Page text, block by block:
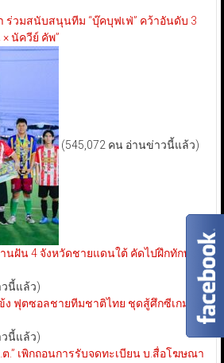
ร่วมสนับสนุนทีม “บุ๊คบุฟเฟ่” คว้าอันดับ 3
นัควีย์ คัพ”
(545,072 คน อ่านข่าวนี้แล้ว)
นฝัน 4 จังหวัดชายแดนใต้ คัดไปฝึกทักษะ
วนี้แล้ว)
ง ฟุตซอลชายทีมชาติไทย ชุดสู้ศึกซีเกมส์
วนี้แล้ว)
ต.” เพิกถอนการรับจดทะเบียน บ.สื่อโฆษณา